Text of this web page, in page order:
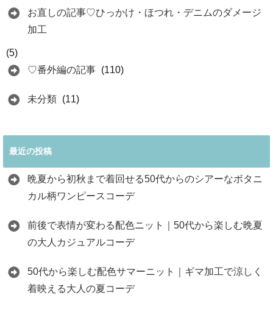
お直しの記事♡ひっかけ・ほつれ・デニムのダメージ
加工
(5)
♡番外編の記事 (110)
未分類 (11)
最近の投稿
晩夏から初秋まで着回せる50代からのシアーなボタニ
カル柄ワンピースコーデ
前後で表情が変わる配色ニット｜50代から楽しむ晩夏
の大人カジュアルコーデ
50代から楽しむ配色サマーニット｜ギマ加工で涼しく
着映える大人の夏コーデ